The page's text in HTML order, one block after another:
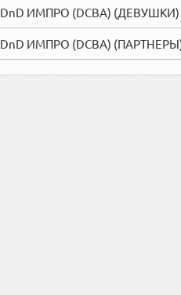
DnD ИМПРО (DCBA) (ДЕВУШКИ)
DnD ИМПРО (DCBA)